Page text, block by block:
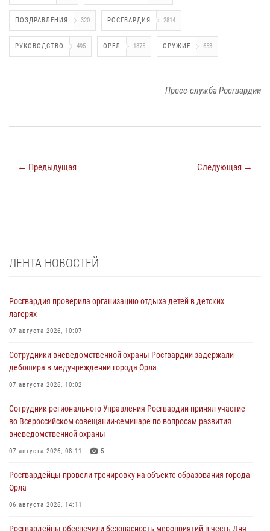
ПОЗДРАВЛЕНИЯ 320 РОСГВАРДИЯ 2814
РУКОВОДСТВО 495 ОРЕЛ 1875 ОРУЖИЕ 653
Пресс-служба Росгвардии
← Предыдущая Следующая →
ЛЕНТА НОВОСТЕЙ
Росгвардия проверила организацию отдыха детей в детских
лагерях
07 августа 2026, 10:07
Сотрудники вневедомственной охраны Росгвардии задержали
дебошира в медучреждении города Орла
07 августа 2026, 10:02
Сотрудник регионального Управления Росгвардии принял участие
во Всероссийском совещании-семинаре по вопросам развития
вневедомственной охраны
07 августа 2026, 08:11 5
Росгвардейцы провели тренировку на объекте образования города
Орла
06 августа 2026, 14:11
Росгвардейцы обеспечили безопасность мероприятий в честь Дня